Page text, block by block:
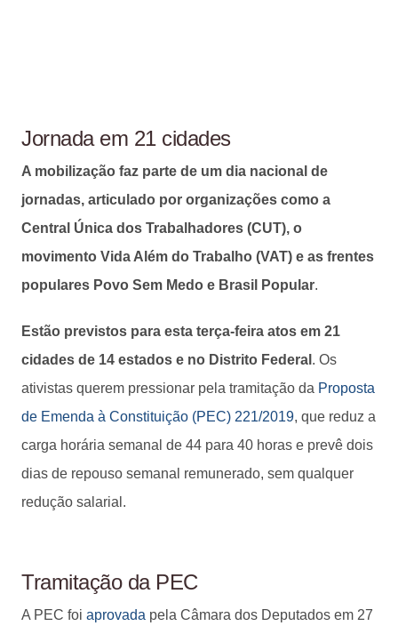
Jornada em 21 cidades
A mobilização faz parte de um dia nacional de
jornadas, articulado por organizações como a
Central Única dos Trabalhadores (CUT), o
movimento Vida Além do Trabalho (VAT) e as frentes
populares Povo Sem Medo e Brasil Popular.
Estão previstos para esta terça-feira atos em 21
cidades de 14 estados e no Distrito Federal . Os
ativistas querem pressionar pela tramitação da Proposta
de Emenda à Constituição (PEC) 221/2019, que reduz a
carga horária semanal de 44 para 40 horas e prevê dois
dias de repouso semanal remunerado, sem qualquer
redução salarial.
Tramitação da PEC
A PEC foi aprovada pela Câmara dos Deputados em 27